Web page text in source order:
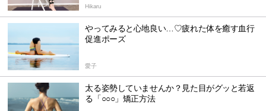
Hikaru
やってみると心地良い…♡疲れた体を癒す血行
促進ポーズ
愛子
太る姿勢していませんか？見た目がグッと若返
る「○○○」矯正方法